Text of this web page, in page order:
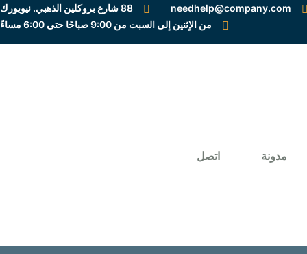
88 شارع بروكلين الذهبي. نيويورك
needhelp@company.com
من الإثنين إلى السبت من 9:00 صباحًا حتى 6:00 مساءً
مدونة اتصل